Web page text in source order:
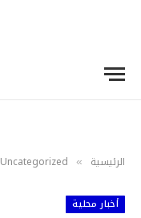
الرئيسية »
Uncategorized
أخبار محلية